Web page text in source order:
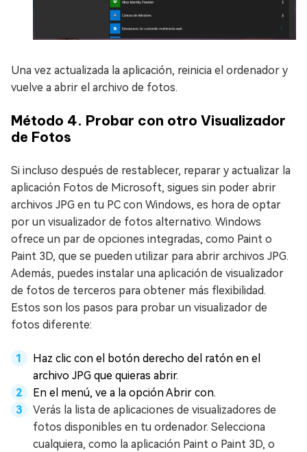
Una vez actualizada la aplicación, reinicia el ordenador y
vuelve a abrir el archivo de fotos.
Método 4. Probar con otro Visualizador
de Fotos
Si incluso después de restablecer, reparar y actualizar la
aplicación Fotos de Microsoft, sigues sin poder abrir
archivos JPG en tu PC con Windows, es hora de optar
por un visualizador de fotos alternativo. Windows
ofrece un par de opciones integradas, como Paint o
Paint 3D, que se pueden utilizar para abrir archivos JPG.
Además, puedes instalar una aplicación de visualizador
de fotos de terceros para obtener más flexibilidad.
Estos son los pasos para probar un visualizador de
fotos diferente:
Haz clic con el botón derecho del ratón en el
archivo JPG que quieras abrir.
En el menú, ve a la opción Abrir con.
Verás la lista de aplicaciones de visualizadores de
fotos disponibles en tu ordenador. Selecciona
cualquiera, como la aplicación Paint o Paint 3D, o